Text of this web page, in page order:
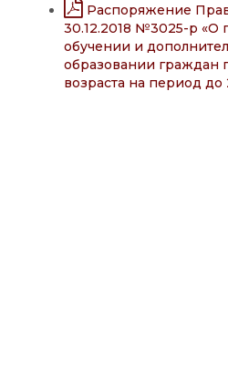
Распоряжение
30.12.2018 №3025-р «О
обучении и
образовании граждан
возраста на период до